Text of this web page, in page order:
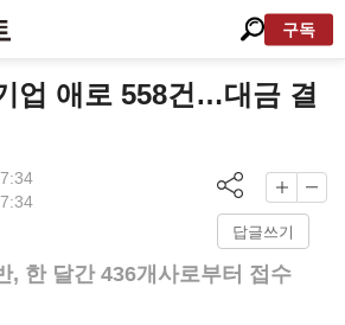
구독
업 애로 558건…대금 결
답글쓰기
, 한 달간 436개사로부터 접수